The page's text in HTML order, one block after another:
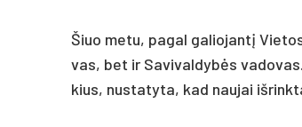
Šiuo me­tu, pa­gal ga­lio­jantį
vas, bet ir Sa­vi­val­dybės
kius, nu­sta­ty­ta, kad nau­jai